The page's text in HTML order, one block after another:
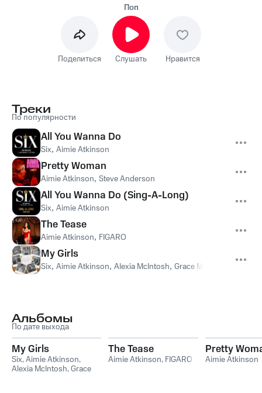
Поп
Поделиться Слушать Нравится
Треки
По популярности
All You Wanna Do
Six, Aimie Atkinson
Pretty Woman
Aimie Atkinson, Steve Anderson
All You Wanna Do (Sing-A-Long)
Six, Aimie Atkinson
The Tease
Aimie Atkinson, FIGARO
My Girls
Six, Aimie Atkinson, Alexia McIntosh, Grace Mouat
Альбомы
По дате выхода
My Girls
Six,Aimie Atkinson,
Alexia McIntosh,Grace
The Tease
Aimie Atkinson, FIGARO
Pretty
Aimie Atkinson